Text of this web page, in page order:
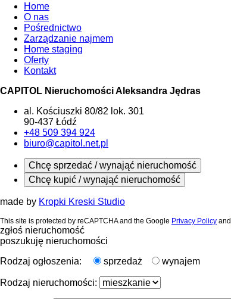
Home
O nas
Pośrednictwo
Zarządzanie najmem
Home staging
Oferty
Kontakt
CAPITOL Nieruchomości Aleksandra Jędras
al. Kościuszki 80/82 lok. 301
90-437 Łódź
+48 509 394 924
biuro@capitol.net.pl
Chcę sprzedać / wynająć nieruchomość
Chcę kupić / wynająć nieruchomość
made by Kropki Kreski Studio
This site is protected by reCAPTCHA and the Google Privacy Policy and
zgłoś nieruchomość
poszukuję nieruchomości
Rodzaj ogłoszenia:
sprzedaż wynajem
Rodzaj nieruchomości: